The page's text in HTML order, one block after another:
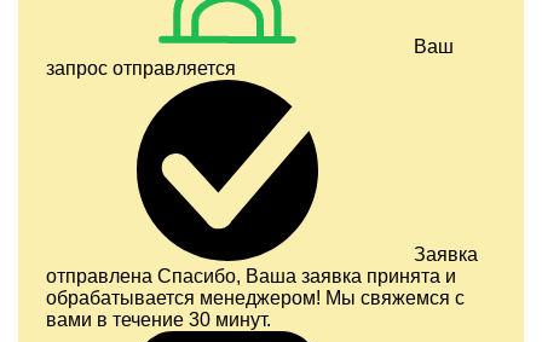
Ваш
запрос отправляется
Заявка
отправлена Спасибо, Ваша заявка принята и
обрабатывается менеджером! Мы свяжемся с
вами в течение 30 минут.